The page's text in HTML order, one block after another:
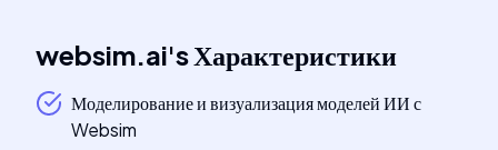
websim.ai'sХарактеристики
Моделирование и визуализация моделей ИИ с
Websim